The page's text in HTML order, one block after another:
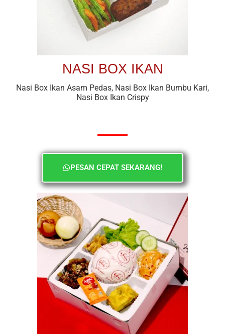
NASI BOX IKAN
Nasi Box Ikan Asam Pedas, Nasi Box Ikan Bumbu Kari,
Nasi Box Ikan Crispy
PESAN CEPAT SEKARANG!